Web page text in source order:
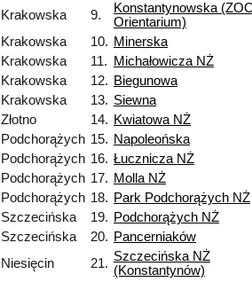
Krakowska
9.
Konstantynowska
Orientarium)
Krakowska 10. Minerska
Krakowska
11. Michałowicza NŻ
Krakowska
12. Biegunowa
Krakowska
13. Siewna
Złotno
14. Kwiatowa NŻ
Podchorążych 15. Napoleońska
Podchorążych 16. Łucznicza NŻ
Podchorążych 17. Molla NŻ
Podchorążych 18. Park Podchorążych NŻ
Szczecińska
19. Podchorążych NŻ
Szczecińska
20. Pancerniaków
Niesięcin
21. Szczecińska NŻ
(Konstantynów)